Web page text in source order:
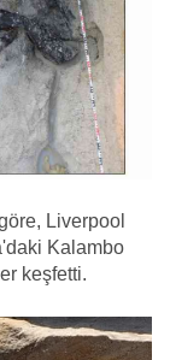
Liverpool
Kalambo
keşfetti.